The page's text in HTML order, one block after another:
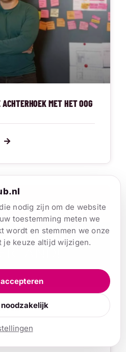
MET HET OOG
nodig zijn om de website
toestemming meten we
wordt en stemmen we onze
je keuze altijd wijzigen.